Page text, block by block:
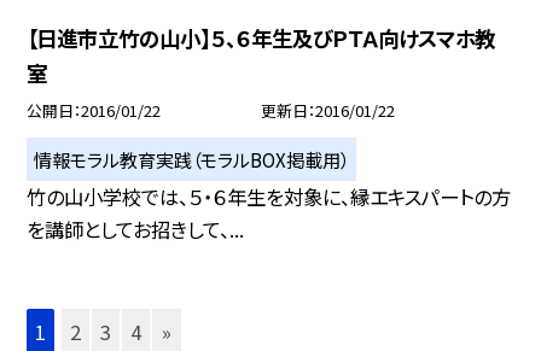
【日進市立竹の山小】５、６年生及びＰＴＡ向けスマホ教
室
公開日 2016/01/22 更新日 2016/01/22
情報モラル教育実践（モラルBOX掲載用）
竹の山小学校では、５・６年生を対象に、縁エキスパートの方
を講師としてお招きして、...
1 2 3 4 »